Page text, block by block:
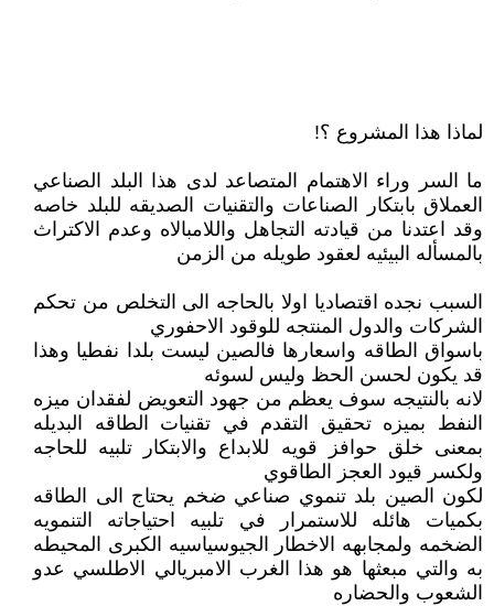
لماذا هذا المشروع ؟!
ما السر وراء الاهتمام المتصاعد لدى هذا البلد الصناعي
العملاق بابتكار الصناعات والتقنيات الصديقه للبلد خاصه
وقد اعتدنا من قيادته التجاهل واللامبالاه وعدم الاكتراث
بالمسأله البيئيه لعقود طويله من الزمن
السبب نجده اقتصاديا اولا بالحاجه الى التخلص من تحكم
الشركات والدول المنتجه للوقود الاحفوري
باسواق الطاقه واسعارها فالصين ليست بلدا نفطيا وهذا
قد يكون لحسن الحظ وليس لسوئه
لانه بالنتيجه سوف يعظم من جهود التعويض لفقدان ميزه
النفط بميزه تحقيق التقدم في تقنيات الطاقه البديله
بمعنى خلق حوافز قويه للابداع والابتكار تلبيه للحاجه
ولكسر قيود العجز الطاقوي
لكون الصين بلد تنموي صناعي ضخم يحتاج الى الطاقه
بكميات هائله للاستمرار في تلبيه احتياجاته التنمويه
الضخمه ولمجابهه الاخطار الجيوسياسيه الكبرى المحيطه
به والتي مبعثها هو هذا الغرب الامبريالي الاطلسي عدو
الشعوب والحضاره